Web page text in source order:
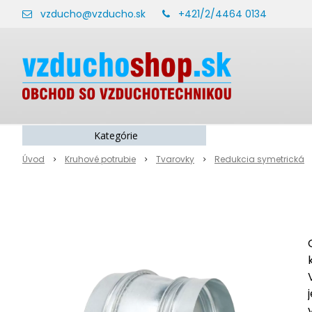
vzducho@vzducho.sk +421/2/4464 0134
Úvod Kruhové potrubie Tvarovky Redukcia symetrická
Kategórie